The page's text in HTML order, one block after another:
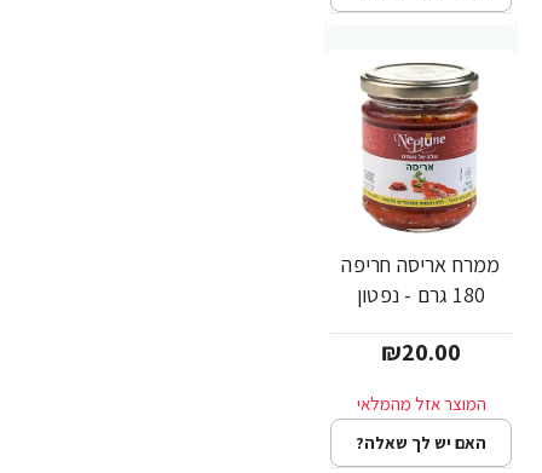
ממרח אריסה חריפה
180 גרם - נפטון
₪20.00
האם יש לך שאלה?